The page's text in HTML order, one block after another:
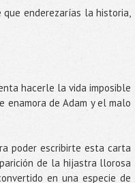
enderezarías la historia,
hacerle la vida imposible
enamora de Adam y el malo
poder escribirte esta carta
de la hijastra llorosa
en una especie de